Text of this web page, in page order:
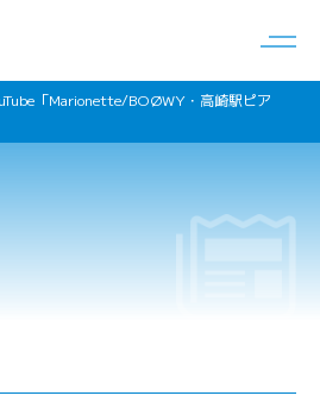
「Marionette/BOØWY・高崎駅ピア